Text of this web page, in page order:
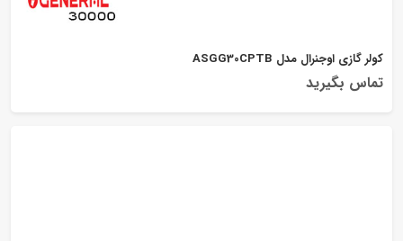
کولر گازی اوجنرال مدل ASGG30CPTB
تماس بگیرید